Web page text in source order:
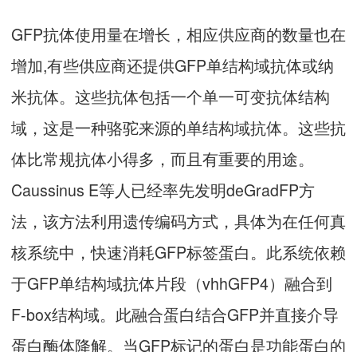
GFP抗体使用量在增长，相应供应商的数量也在
增加,有些供应商还提供GFP单结构域抗体或纳
米抗体。这些抗体包括一个单一可变抗体结构
域，这是一种骆驼来源的单结构域抗体。这些抗
体比常规抗体小得多，而且有重要的用途。
Caussinus E等人已经率先发明deGradFP方
法，该方法利用遗传编码方式，具体为在任何真
核系统中，快速消耗GFP标签蛋白。此系统依赖
于GFP单结构域抗体片段（vhhGFP4）融合到
F-box结构域。此融合蛋白结合GFP并直接介导
蛋白酶体降解。当GFP标记的蛋白是功能蛋白的